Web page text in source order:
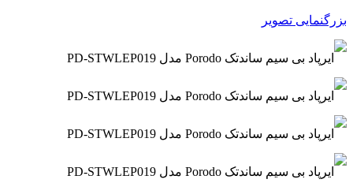
بزرگنمایی تصویر